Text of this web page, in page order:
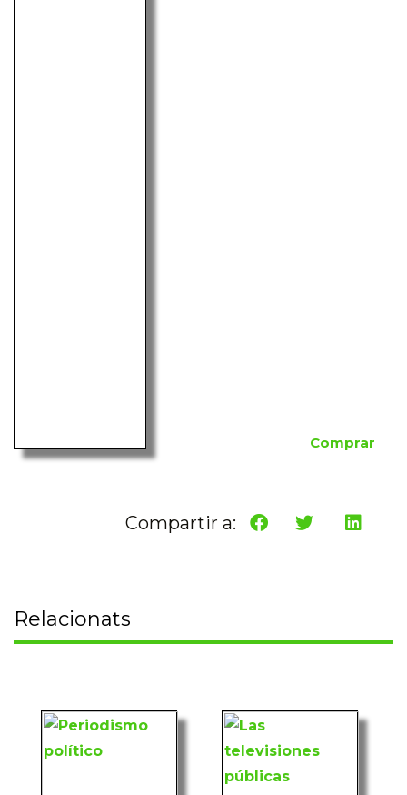
Comprar
Compartir a:
Relacionats